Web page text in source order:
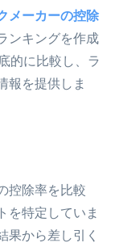
メーカーの控除
ンキングを作成
的に比較し、ラ
報を提供しま
控除率を比較
を特定していま
果から差し引く